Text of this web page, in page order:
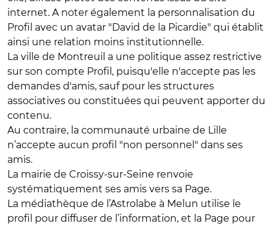
internet. A noter également la personnalisation du
Profil avec un avatar "David de la Picardie" qui établit
ainsi une relation moins institutionnelle.
La ville de Montreuil a une politique assez restrictive
sur son compte Profil, puisqu'elle n'accepte pas les
demandes d'amis, sauf pour les structures
associatives ou constituées qui peuvent apporter du
contenu.
Au contraire, la communauté urbaine de Lille
n’accepte aucun profil "non personnel" dans ses
amis.
La mairie de Croissy-sur-Seine renvoie
systématiquement ses amis vers sa Page.
La médiathèque de l’Astrolabe à Melun utilise le
profil pour diffuser de l’information, et la Page pour